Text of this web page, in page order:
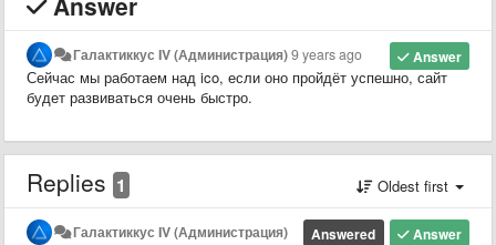
Answer
Галактиккус IV (Администрация)9 years ago
Сейчас мы работаем над ico, если оно пройдёт успешно, сайт
будет развиваться очень быстро.
Replies 1 Oldest first
Answer
Answered
Галактиккус IV (Администрация)